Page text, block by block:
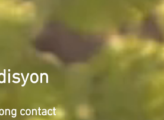
contact